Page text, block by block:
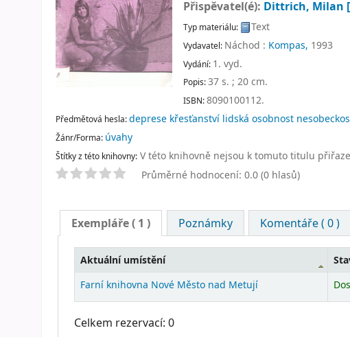
Přispěvatel(é): Dittrich, Milan
Typ materiálu: Text
Vydavatel: Náchod : Kompas, 1993
Vydání: 1. vyd.
Popis:37 s. ; 20 cm.
ISBN:8090100112.
Předmětová hesla:deprese křesťanství lidská osobnost
Žánr/Forma: úvahy
Štítky z této knihovny: V této knihovně nejsou k tomuto titulu
Průměrné hodnocení: 0.0 (0 hlasů)
Exempláře( 1 ) Poznámky Komentáře ( 0 )
Aktuální umístění
Farní knihovna Nové Město nad Metují
Celkem rezervací: 0